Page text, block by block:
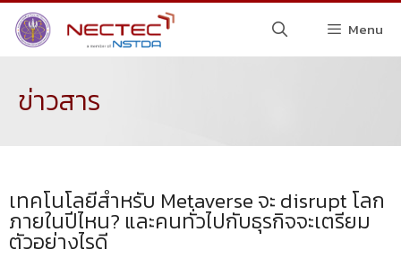
Menu
ข่าวสาร
เทคโนโลยีสำหรับ Metaverse จะ disrupt โลก
ภายในปีไหน? และคนทั่วไปกับธุรกิจจะเตรียม
ตัวอย่างไรดี